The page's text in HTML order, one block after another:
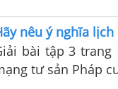
nêu ý nghĩa
bài tập 3 trang
tư sản Pháp